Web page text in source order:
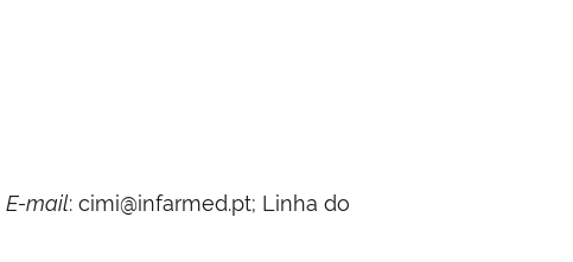
E-mail: cimi@infarmed.pt; Linha do